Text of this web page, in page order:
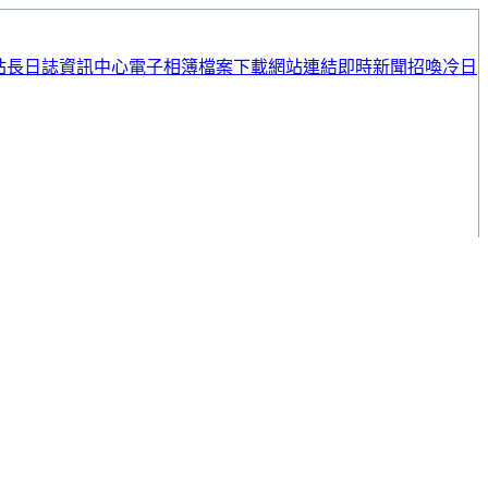
長日誌資訊中心電子相簿檔案下載網站連結即時新聞招喚冷日